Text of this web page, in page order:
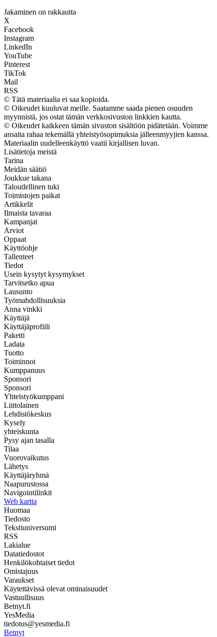
Jakaminen on rakkautta
X
Facebook
Instagram
LinkedIn
YouTube
Pinterest
TikTok
Mail
RSS
© Tätä materiaalia ei saa kopioida.
© Oikeudet kuuluvat meille. Saatamme saada pienen osuuden
myynnistä, jos ostat tämän verkkosivuston linkkien kautta.
© Oikeudet kaikkeen tämän sivuston sisältöön pidätetään. Voimme
ansaita rahaa tekemällä yhteistyösopimuksia jälleenmyyjien kanssa.
Materiaalin uudelleenkäyttö vaatii kirjallisen luvan.
Lisätietoja meistä
Tarina
Meidän säätiö
Joukkue takana
Taloudellinen tuki
Toimistojen paikat
Artikkelit
Ilmaista tavaraa
Kampanjat
Arviot
Oppaat
Käyttöohje
Tallenteet
Tiedot
Usein kysytyt kysymykset
Tarvitsetko apua
Lausunto
Työmahdollisuuksia
Anna vinkki
Käyttäjä
Käyttäjäprofiili
Paketti
Ladata
Tuotto
Toiminnot
Kumppanuus
Sponsori
Sponsori
Yhteistyökumppani
Liittolainen
Lehdistökeskus
Kysely
yhteiskunta
Pysy ajan tasalla
Tilaa
Vuorovaikutus
Lähetys
Käyttäjäryhmä
Naapurustossa
Navigointilinkit
Web kartta
Huomaa
Tiedosto
Tekstiuniversumi
RSS
Lakialue
Datatiedostot
Henkilökohtaiset tiedot
Omistajuus
Varaukset
Käytettävissä olevat ominaisuudet
Vastuullisuus
Betnyt.fi
YesMedia
tiedotus@yesmedia.fi
Betnyt